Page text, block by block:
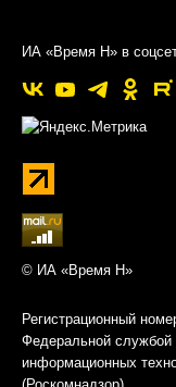
ИА «Время Н» в
© ИА «Время Н»
Регистрационный
Федеральной службой
информационных